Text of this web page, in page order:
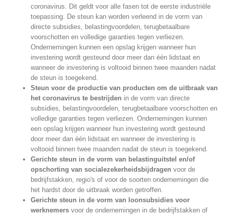
coronavirus. Dit geldt voor alle fasen tot de eerste industriële
toepassing. De steun kan worden verleend in de vorm van
directe subsidies, belastingvoordelen, terugbetaalbare
voorschotten en volledige garanties tegen verliezen.
Ondernemingen kunnen een opslag krijgen wanneer hun
investering wordt gesteund door meer dan één lidstaat en
wanneer de investering is voltooid binnen twee maanden nadat
de steun is toegekend.
Steun voor de productie van producten om de uitbraak van
het coronavirus te bestrijden in de vorm van directe
subsidies, belastingvoordelen, terugbetaalbare voorschotten en
volledige garanties tegen verliezen. Ondernemingen kunnen
een opslag krijgen wanneer hun investering wordt gesteund
door meer dan één lidstaat en wanneer de investering is
voltooid binnen twee maanden nadat de steun is toegekend.
Gerichte steun in de vorm van belastinguitstel en/of
opschorting van socialezekerheidsbijdragen voor de
bedrijfstakken, regio's of voor de soorten ondernemingen die
het hardst door de uitbraak worden getroffen.
Gerichte steun in de vorm van loonsubsidies voor
werknemers voor de ondernemingen in de bedrijfstakken of